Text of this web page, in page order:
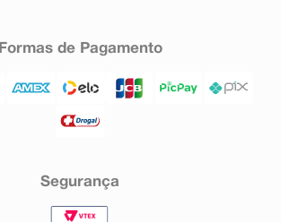
Formas de Pagamento
Segurança